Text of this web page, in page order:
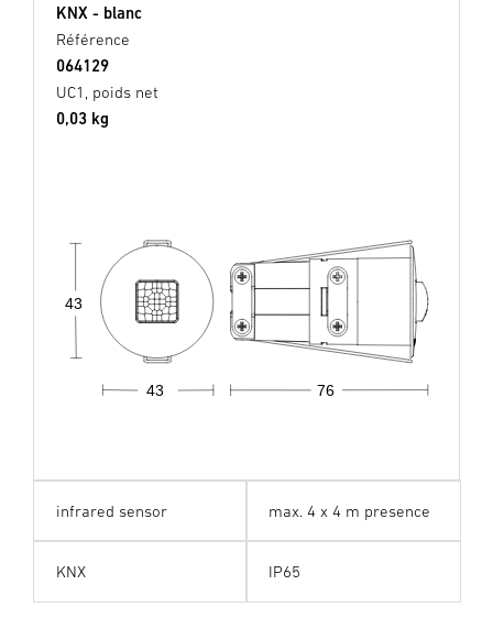
KNX - blanc
Référence
064129
UC1, poids net
0,03 kg
76
43
43
infrared sensor max. 4 x 4 m presence
KNX IP65